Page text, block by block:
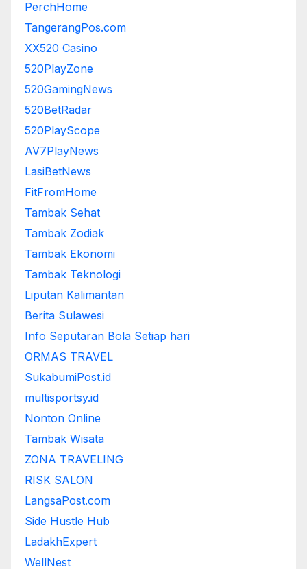
PerchHome
TangerangPos.com
XX520 Casino
520PlayZone
520GamingNews
520BetRadar
520PlayScope
AV7PlayNews
LasiBetNews
FitFromHome
Tambak Sehat
Tambak Zodiak
Tambak Ekonomi
Tambak Teknologi
Liputan Kalimantan
Berita Sulawesi
Info Seputaran Bola Setiap hari
ORMAS TRAVEL
SukabumiPost.id
multisportsy.id
Nonton Online
Tambak Wisata
ZONA TRAVELING
RISK SALON
LangsaPost.com
Side Hustle Hub
LadakhExpert
WellNest